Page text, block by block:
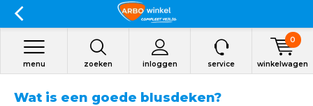
zoeken inloggen
menu service winkelwagen
0
Wat is een goede blusdeken?